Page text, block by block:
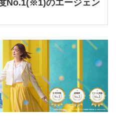
No.1(※1)のエージェン